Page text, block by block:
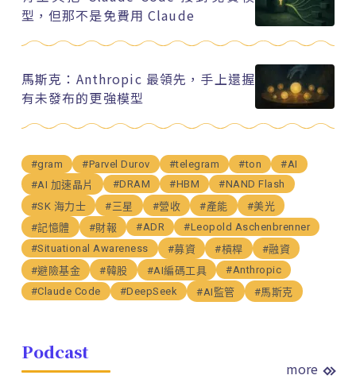
型，但那不是免費用 Claude
馬斯克：Anthropic 最領先，手上還握
有未發布的更強模型
#gram #Parvel Durov #telegram #ton
#AI
#AI 加速晶片
#DRAM #HBM
#NAND Flash
#SK 海力士
#三星 #營收 #產能
#美光
#記憶體
#財報 #ADR
#Leopold Aschenbrenner
#Situational Awareness
#募資 #槓桿
#融資
#避險基金
#韓股 #AI編碼工具
#Anthropic
#Claude Code
#DeepSeek #AI監管 #馬斯克
Podcast
more